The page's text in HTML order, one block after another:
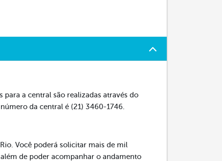
a central são realizadas através do
da central é (21) 3460-1746.
Você poderá solicitar mais de mil
de poder acompanhar o andamento